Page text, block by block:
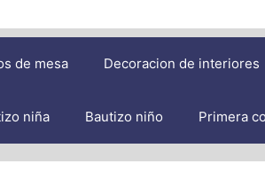
de mesa Decoracion de interiores
niña Bautizo niño Primera